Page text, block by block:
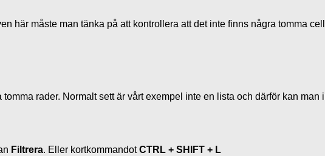
här måste man tänka på att kontrollera att det inte finns några tomma
rader. Normalt sett är vårt exempel inte en lista och därför kan
Filtrera. Eller kortkommandotCTRL + SHIFT + L